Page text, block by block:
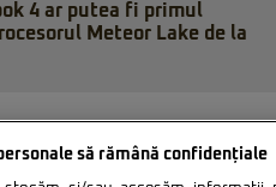
4 ar putea fi primul
Meteor Lake de la
să rămână confidențiale